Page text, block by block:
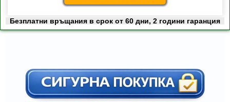
Безплатни връщания в срок от 60 дни, 2 години гаранция